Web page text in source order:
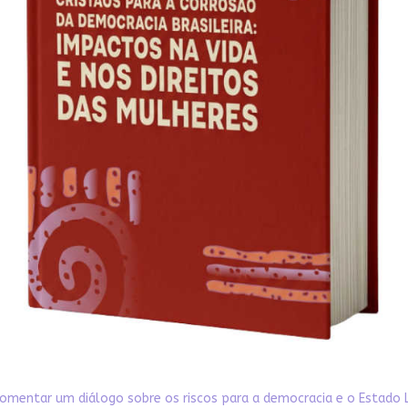
um diálogo sobre os riscos para a democracia e o Estado